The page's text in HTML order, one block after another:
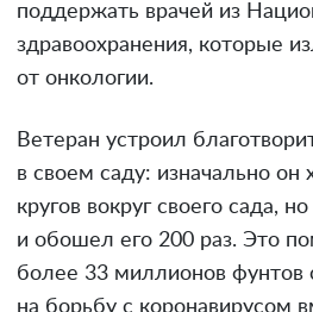
поддержать врачей из
здравоохранения, которые
от онкологии.
Ветеран устроил
в своем саду: изначально он
кругов вокруг своего сада,
и обошел его 200 раз. Это
более 33 миллионов фунтов
на борьбу с коронавирусом